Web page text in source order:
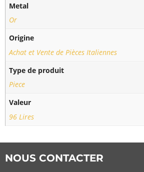
Metal
Or
Origine
Achat et Vente de Pièces Italiennes
Type de produit
Piece
Valeur
96 Lires
NOUS CONTACTER